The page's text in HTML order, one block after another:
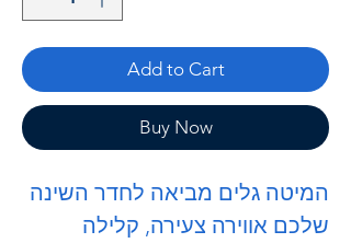
Add to Cart
Buy Now
המיטה גלים מביאה לחדר השינה
שלכם אווירה צעירה, קלילה